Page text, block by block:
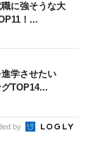
職に強そうな大
！...
進学させたい
グTOP14...
by